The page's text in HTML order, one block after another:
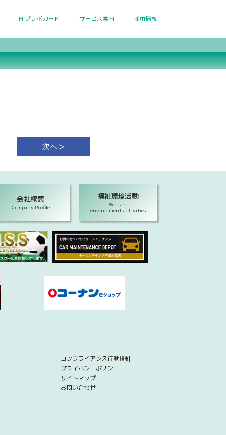
Hiプレポカード サービス案内 採用情報
次へ＞
会社概要
Company Profile
福祉環境活動
Welfare
environment activities
コンプライアンス行動指針
プライバシーポリシー
サイトマップ
お問い合わせ